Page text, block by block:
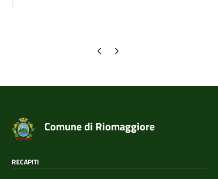
Pagina precedente
Pagina successiva
Comune di Riomaggiore
RECAPITI